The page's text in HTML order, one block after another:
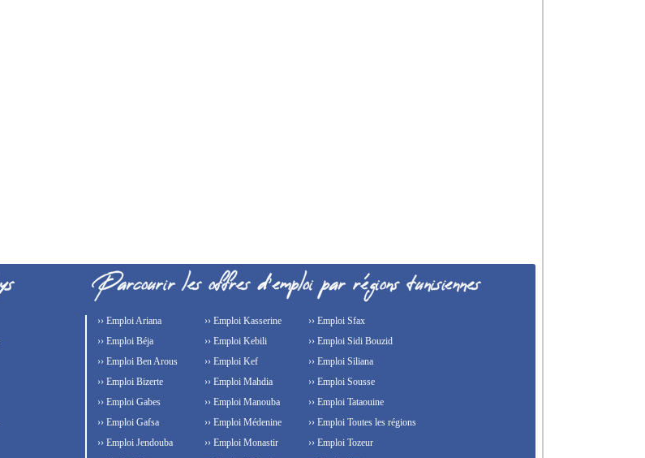
›› Emploi Ariana
›› Emploi Béja
›› Emploi Ben Arous
›› Emploi Bizerte
›› Emploi Gabes
›› Emploi Gafsa
›› Emploi Jendouba
›› Emploi Kasserine
›› Emploi Kebili
›› Emploi Kef
›› Emploi Mahdia
›› Emploi Manouba
›› Emploi Médenine
›› Emploi Monastir
›› Emploi Sfax
›› Emploi Sidi Bouzid
›› Emploi Siliana
›› Emploi Sousse
›› Emploi Tataouine
›› Emploi Toutes les régions
›› Emploi Tozeur